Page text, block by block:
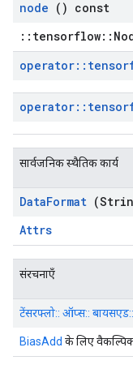
node () const
operator::
operator::
सार्वजनिक स्थैतिक कार्य
DataFormat
Attrs
संरचनाएँ
टेंसरफ्लो:: ऑप्स:: बायसएड::
BiasAdd के लिए